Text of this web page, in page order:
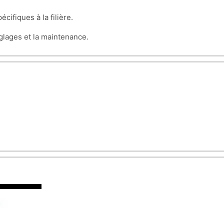
et la gestion des manquants.
étudiants de comprendre les enjeux de
spécifiques à la filière.
et la maintenance.